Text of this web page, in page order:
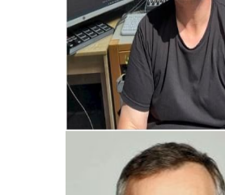
Der wird wohl nie
auch gar nicht!